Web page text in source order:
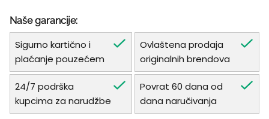
Naše garancije:
Sigurno kartično i
plaćanje pouzećem
Ovlaštena prodaja
originalnih brendova
24/7 podrška
kupcima za narudžbe
Povrat 60 dana od
dana naručivanja